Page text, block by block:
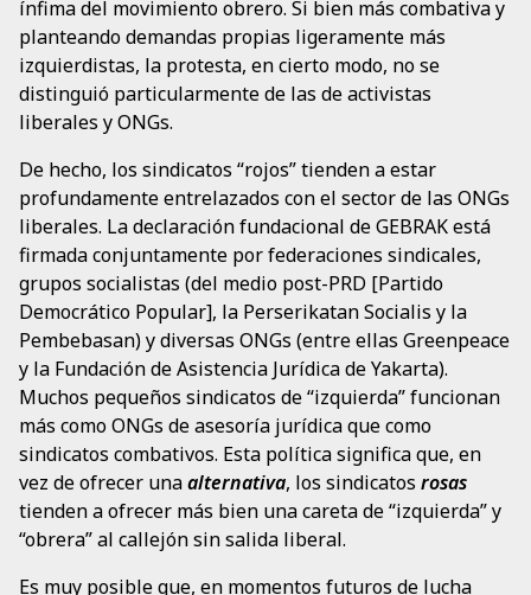
ínfima del movimiento obrero. Si bien más combativa y
planteando demandas propias ligeramente más
izquierdistas, la protesta, en cierto modo, no se
distinguió particularmente de las de activistas
liberales y ONGs.
De hecho, los sindicatos “rojos” tienden a estar
profundamente entrelazados con el sector de las ONGs
liberales. La declaración fundacional de GEBRAK está
firmada conjuntamente por federaciones sindicales,
grupos socialistas (del medio post-PRD [Partido
Democrático Popular], la Perserikatan Socialis y la
Pembebasan) y diversas ONGs (entre ellas Greenpeace
y la Fundación de Asistencia Jurídica de Yakarta).
Muchos pequeños sindicatos de “izquierda” funcionan
más como ONGs de asesoría jurídica que como
sindicatos combativos. Esta política significa que, en
vez de ofrecer unaalternativa, los sindicatos rosas
tienden a ofrecer más bien una careta de “izquierda” y
“obrera” al callejón sin salida liberal.
Es muy posible que, en momentos futuros de lucha